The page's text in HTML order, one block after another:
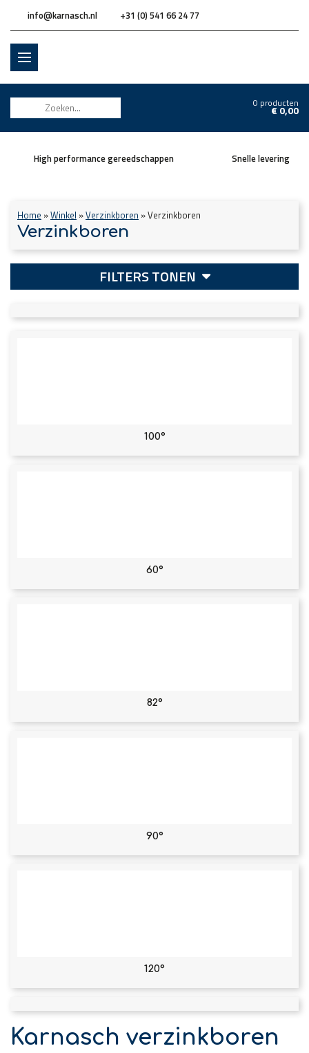
info@karnasch.nl +31 (0) 541 66 24 77
0 producten
€0,00
High performance gereedschappen Snelle levering
Home »Winkel »Verzinkboren »Verzinkboren
Verzinkboren
FILTERS TONEN
100°
60°
82°
90°
120°
Karnasch verzinkboren